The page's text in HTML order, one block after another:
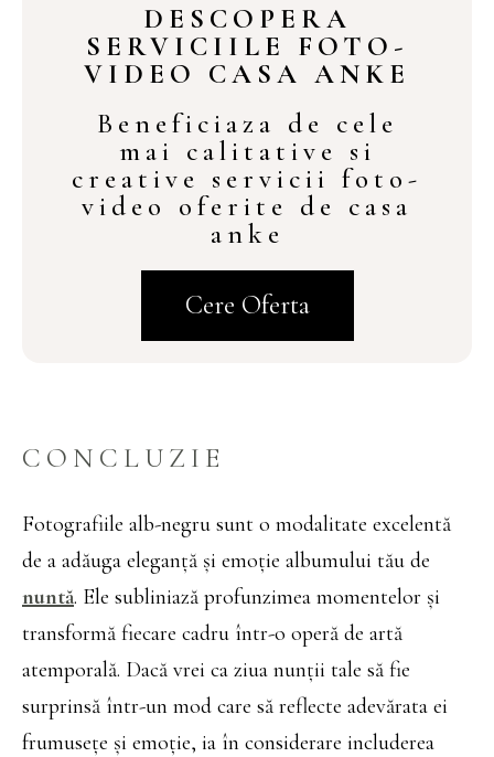
DESCOPERA
SERVICIILE FOTO-
VIDEO CASA ANKE
Beneficiaza de cele
mai calitative si
creative servicii foto-
video oferite de casa
anke
Cere Oferta
CONCLUZIE
Fotografiile alb-negru sunt o modalitate excelentă
de a adăuga eleganță și emoție albumului tău de
nuntă. Ele subliniază profunzimea momentelor și
transformă fiecare cadru într-o operă de artă
atemporală. Dacă vrei ca ziua nunții tale să fie
surprinsă într-un mod care să reflecte adevărata ei
frumusețe și emoție, ia în considerare includerea